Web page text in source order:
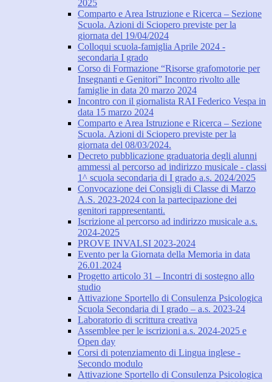
2025
Comparto e Area Istruzione e Ricerca – Sezione
Scuola. Azioni di Sciopero previste per la
giornata del 19/04/2024
Colloqui scuola-famiglia Aprile 2024 -
secondaria I grado
Corso di Formazione “Risorse grafomotorie per
Insegnanti e Genitori” Incontro rivolto alle
famiglie in data 20 marzo 2024
Incontro con il giornalista RAI Federico Vespa in
data 15 marzo 2024
Comparto e Area Istruzione e Ricerca – Sezione
Scuola. Azioni di Sciopero previste per la
giornata del 08/03/2024.
Decreto pubblicazione graduatoria degli alunni
ammessi al percorso ad indirizzo musicale - classi
1^ scuola secondaria di I grado a.s. 2024/2025
Convocazione dei Consigli di Classe di Marzo
A.S. 2023-2024 con la partecipazione dei
genitori rappresentanti.
Iscrizione al percorso ad indirizzo musicale a.s.
2024-2025
PROVE INVALSI 2023-2024
Evento per la Giornata della Memoria in data
26.01.2024
Progetto articolo 31 – Incontri di sostegno allo
studio
Attivazione Sportello di Consulenza Psicologica
Scuola Secondaria di I grado – a.s. 2023-24
Laboratorio di scrittura creativa
Assemblee per le iscrizioni a.s. 2024-2025 e
Open day
Corsi di potenziamento di Lingua inglese -
Secondo modulo
Attivazione Sportello di Consulenza Psicologica